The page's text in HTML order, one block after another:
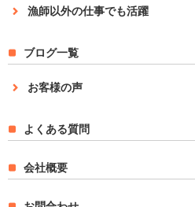
漁師以外の仕事でも活躍
ブログ一覧
お客様の声
よくある質問
会社概要